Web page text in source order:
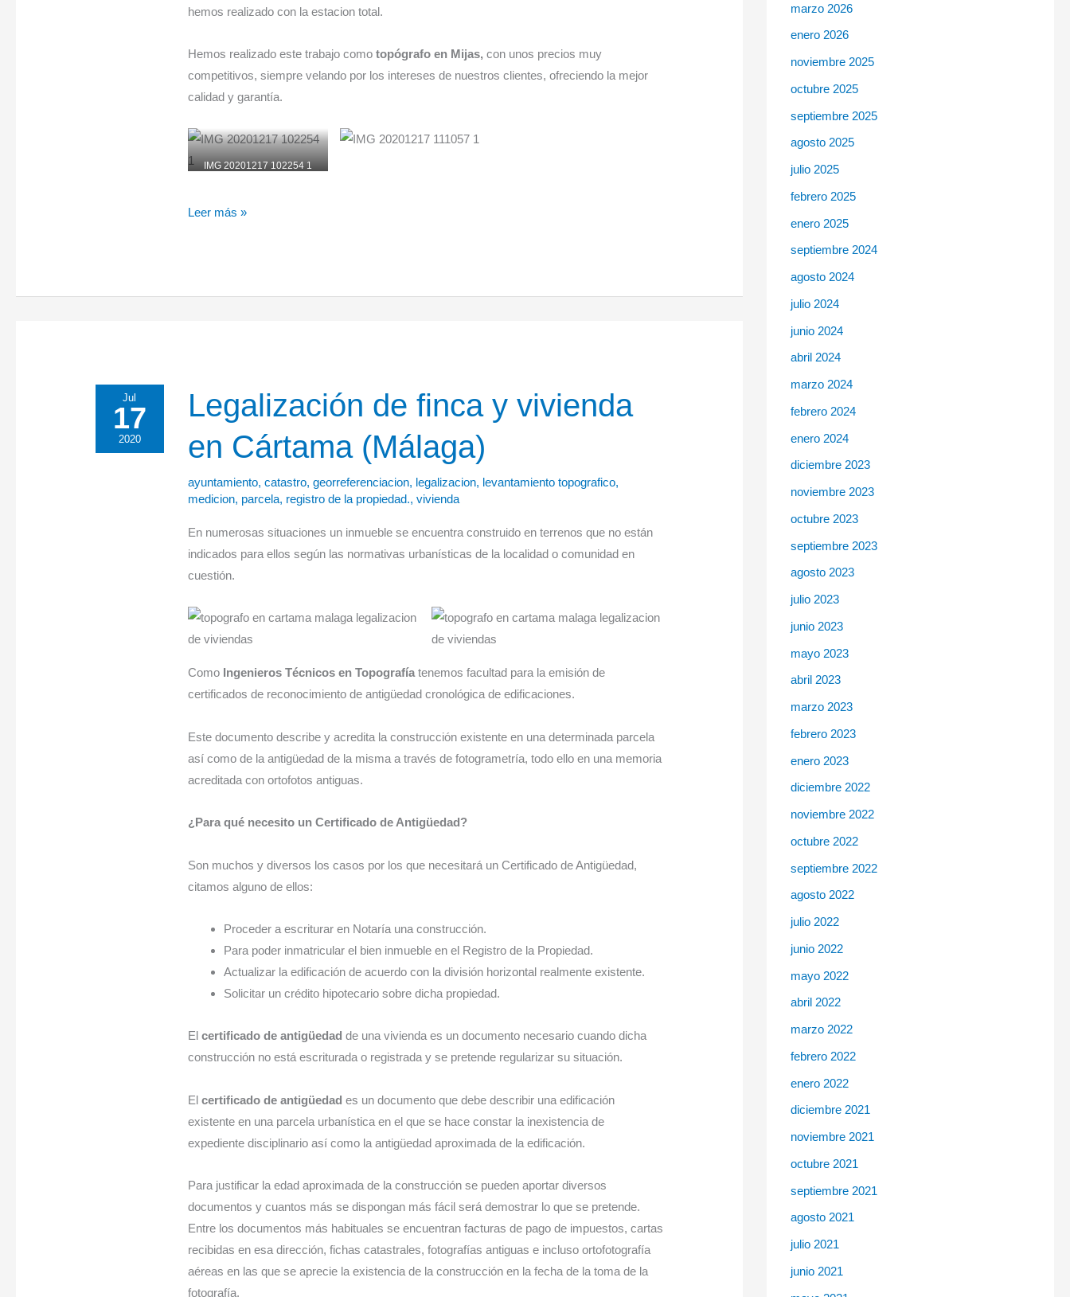
hemos realizado con la estacion total.
Hemos realizado este trabajo como topógrafo en Mijas, con unos precios muy
competitivos, siempre velando por los intereses de nuestros clientes, ofreciendo la mejor
calidad y garantía.
IMG 20201217 102254 1
Leer más »
Jul
17
2020
Legalización de finca y vivienda
en Cártama (Málaga)
ayuntamiento, catastro, georreferenciacion, legalizacion, levantamiento topografico,
medicion, parcela, registro de la propiedad., vivienda
En numerosas situaciones un inmueble se encuentra construido en terrenos que no están
indicados para ellos según las normativas urbanísticas de la localidad o comunidad en
cuestión.
ComoIngenieros Técnicos en Topografíatenemos facultad para la emisión de
certificados de reconocimiento de antigüedad cronológica de edificaciones.
Este documento describe y acredita la construcción existente en una determinada parcela
así como de la antigüedad de la misma a través de fotogrametría, todo ello en una memoria
acreditada con ortofotos antiguas.
¿Para qué necesito un Certificado de Antigüedad?
Son muchos y diversos los casos por los que necesitará un Certificado de Antigüedad,
citamos alguno de ellos:
Proceder a escriturar en Notaría una construcción.
Para poder inmatricular el bien inmueble en el Registro de la Propiedad.
Actualizar la edificación de acuerdo con la división horizontal realmente existente.
Solicitar un crédito hipotecario sobre dicha propiedad.
El certificado de antigüedad de una vivienda es un documento necesario cuando dicha
construcción no está escriturada o registrada y se pretende regularizar su situación.
El certificado de antigüedad es un documento que debe describir una edificación
existente en una parcela urbanística en el que se hace constar la inexistencia de
expediente disciplinario así como la antigüedad aproximada de la edificación.
Para justificar la edad aproximada de la construcción se pueden aportar diversos
documentos y cuantos más se dispongan más fácil será demostrar lo que se pretende.
Entre los documentos más habituales se encuentran facturas de pago de impuestos, cartas
recibidas en esa dirección, fichas catastrales, fotografías antiguas e incluso ortofotografía
aéreas en las que se aprecie la existencia de la construcción en la fecha de la toma de la
fotografía.
Legalización
de
finca
y
vivienda
en
r
:
marzo 2026
enero 2026
noviembre 2025
octubre 2025
septiembre 2025
agosto 2025
julio 2025
febrero 2025
enero 2025
septiembre 2024
agosto 2024
julio 2024
junio 2024
abril 2024
marzo 2024
febrero 2024
enero 2024
diciembre 2023
noviembre 2023
octubre 2023
septiembre 2023
agosto 2023
julio 2023
junio 2023
mayo 2023
abril 2023
marzo 2023
febrero 2023
enero 2023
diciembre 2022
noviembre 2022
octubre 2022
septiembre 2022
agosto 2022
julio 2022
junio 2022
mayo 2022
abril 2022
marzo 2022
febrero 2022
enero 2022
diciembre 2021
noviembre 2021
octubre 2021
septiembre 2021
agosto 2021
julio 2021
junio 2021